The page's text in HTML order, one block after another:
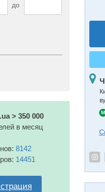
до
> 350 000
в месяц
8142
14451
M